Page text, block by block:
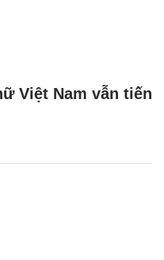
Việt Nam vẫn tiến